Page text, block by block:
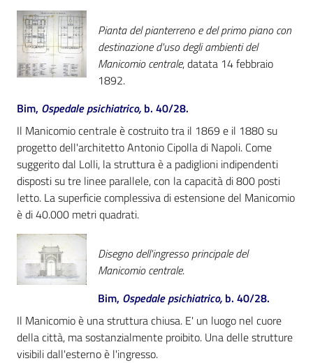
Pianta del pianterreno e del primo piano con
destinazione d'uso degli ambienti del
Manicomio centrale, datata 14 febbraio
1892.
Bim, Ospedale psichiatrico, b. 40/28.
Il Manicomio centrale è costruito tra il 1869 e il 1880 su
progetto dell'architetto Antonio Cipolla di Napoli. Come
suggerito dal Lolli, la struttura è a padiglioni indipendenti
disposti su tre linee parallele, con la capacità di 800 posti
letto. La superficie complessiva di estensione del Manicomio
è di 40.000 metri quadrati.
Disegno dell'ingresso principale del
Manicomio centrale.
Bim, Ospedale psichiatrico, b. 40/28.
Il Manicomio è una struttura chiusa. E' un luogo nel cuore
della città, ma sostanzialmente proibito. Una delle strutture
visibili dall'esterno è l'ingresso.